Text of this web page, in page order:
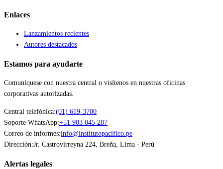
Enlaces
Lanzamientos recientes
Autores destacados
Estamos para ayudarte
Comuníquese con nuestra central o visítenos en nuestras oficinas
corporativas autorizadas.
Central telefónica:(01) 619-3700
Soporte WhatsApp:+51 903 045 287
Correo de informes:info@institutopacifico.pe
Dirección:Jr. Castrovirreyna 224, Breña, Lima - Perú
Alertas legales